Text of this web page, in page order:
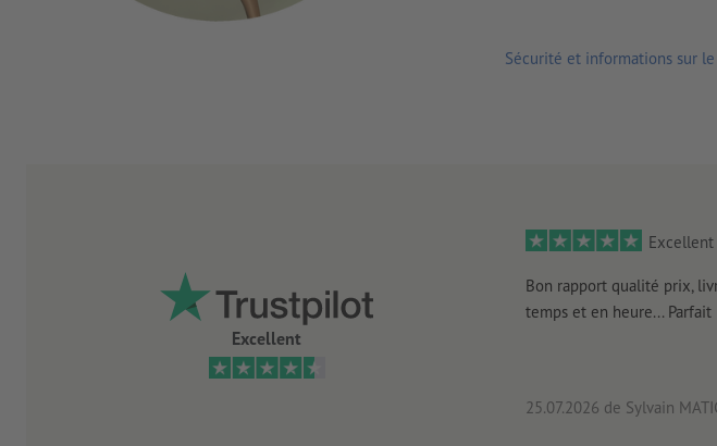
Remarque :la surface
Sécurité et informations sur
Excellent
Excellent
Bon rapport qualité prix,
temps et en heure... Parfait
25.07.2026 de Sylvain